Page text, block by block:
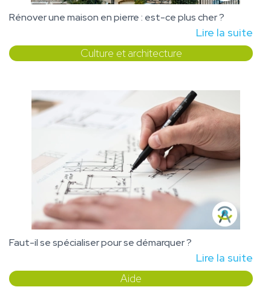
Rénover une maison en pierre : est-ce plus cher ?
Lire la suite
Culture et architecture
Faut-il se spécialiser pour se démarquer ?
Lire la suite
Aide